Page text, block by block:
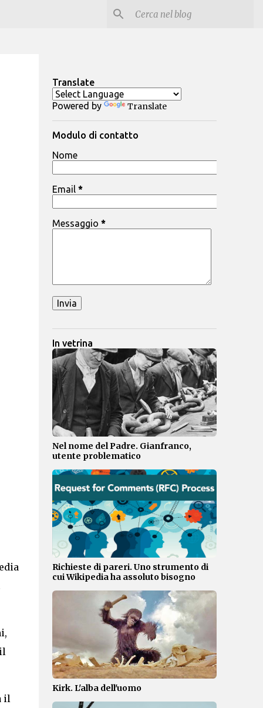
il
Translate
Powered by Translate
Modulo di contatto
Nome
Email *
Messaggio *
In vetrina
Nel nome del Padre. Gianfranco,
utente problematico
Richieste di pareri. Uno strumento di
cui Wikipedia ha assoluto bisogno
Kirk. L'alba dell'uomo